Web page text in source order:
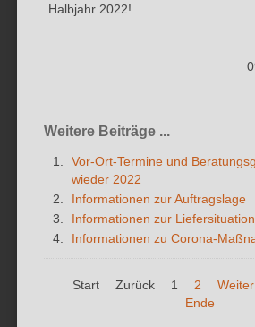
Halbjahr 2022!
Weitere Beiträge ...
Vor-Ort-Termine und
wieder 2022
Informationen zur Auftragslage
Informationen zur Liefersituation
Informationen zu Corona-
Start Zurück 1 2
Weiter
Ende